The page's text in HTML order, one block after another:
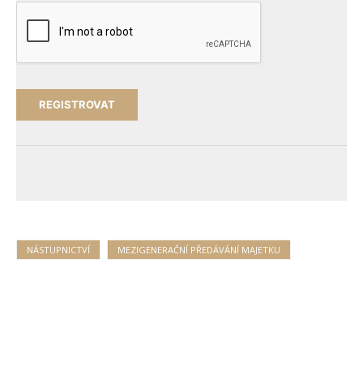
NÁSTUPNICTVÍ MEZIGENERAČNÍ PŘEDÁVÁNÍ MAJETKU